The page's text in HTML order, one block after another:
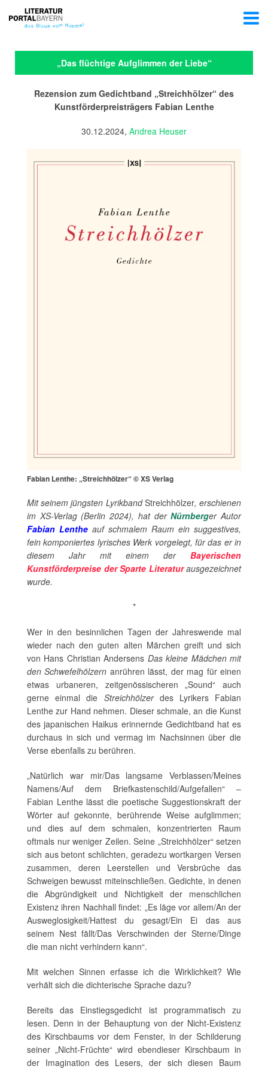
„Das flüchtige Aufglimmen der Liebe“
Rezension zum Gedichtband „Streichhölzer“ des
Kunstförderpreisträgers Fabian Lenthe
30.12.2024, Andrea Heuser
Fabian Lenthe: „Streichhölzer“ © XS Verlag
Mit seinem jüngsten LyrikbandStreichhölzer, erschienen
im XS-Verlag (Berlin 2024), hat derNürnberger Autor
Fabian Lenthe auf schmalem Raum ein suggestives,
fein komponiertes lyrisches Werk vorgelegt, für das er in
diesem Jahr mit einem der Bayerischen
Kunstförderpreise der Sparte Literaturausgezeichnet
wurde.
*
Wer in den besinnlichen Tagen der Jahreswende mal
wieder nach den guten alten Märchen greift und sich
von Hans Christian Andersens Das kleine Mädchen mit
den Schwefelhölzern anrühren lässt, der mag für einen
etwas urbaneren, zeitgenössischeren „Sound“ auch
gerne einmal die Streichhölzer des Lyrikers Fabian
Lenthe zur Hand nehmen. Dieser schmale, an die Kunst
des japanischen Haikus erinnernde Gedichtband hat es
durchaus in sich und vermag im Nachsinnen über die
Verse ebenfalls zu berühren.
„Natürlich war mir/Das langsame Verblassen/Meines
Namens/Auf dem Briefkastenschild/Aufgefallen“ –
Fabian Lenthe lässt die poetische Suggestionskraft der
Wörter auf gekonnte, berührende Weise aufglimmen;
und dies auf dem schmalen, konzentrierten Raum
oftmals nur weniger Zeilen. Seine „Streichhölzer“ setzen
sich aus betont schlichten, geradezu wortkargen Versen
zusammen, deren Leerstellen und Versbrüche das
Schweigen bewusst miteinschließen. Gedichte, in denen
die Abgründigkeit und Nichtigkeit der menschlichen
Existenz ihren Nachhall findet: „Es läge vor allem/An der
Ausweglosigkeit/Hattest du gesagt/Ein Ei das aus
seinem Nest fällt/Das Verschwinden der Sterne/Dinge
die man nicht verhindern kann“.
Mit welchen Sinnen erfasse ich die Wirklichkeit? Wie
verhält sich die dichterische Sprache dazu?
Bereits das Einstiegsgedicht ist programmatisch zu
lesen. Denn in der Behauptung von der Nicht-Existenz
des Kirschbaums vor dem Fenster, in der Schilderung
seiner „Nicht-Früchte“ wird ebendieser Kirschbaum in
der Imagination des Lesers, der sich diesen Baum